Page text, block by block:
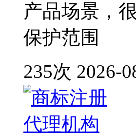
产品场景，
保护范围
235次 2026-